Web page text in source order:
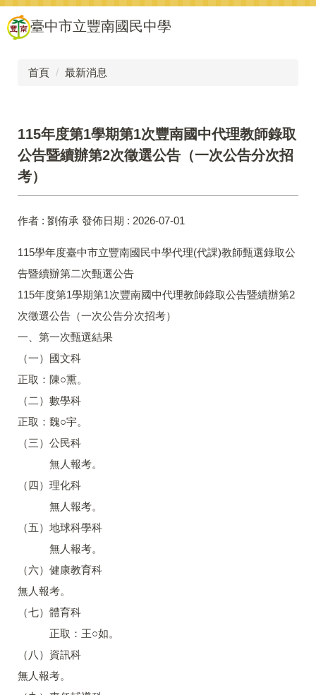
跳
到
主
臺中市立豐南國民中學
首頁 最新消息
115年度第1學期第1次豐南國中代理教師錄取
公告暨續辦第2次徵選公告（一次公告分次招
考）
作者 : 劉侑承 發佈日期 : 2026-07-01
115學年度臺中市立豐南國民中學代理(代課)教師甄選錄取公
告暨續辦第二次甄選公告
115年度第1學期第1次豐南國中代理教師錄取公告暨續辦第2
次徵選公告（一次公告分次招考）
一、第一次甄選結果
（一）國文科
正取：陳○熏。
（二）數學科
正取：魏○宇。
（三）公民科
無人報考。
（四）理化科
無人報考。
（五）地球科學科
無人報考。
（六）健康教育科
無人報考。
（七）體育科
正取：王○如。
（八）資訊科
無人報考。